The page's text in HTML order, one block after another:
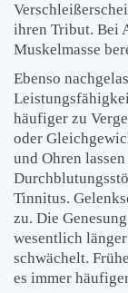
ihren Tribut. Bei
Muskelmasse
Ebenso
häufiger zu
oder
und Ohren
Tinnitus.
zu. Die
wesentlich
schwächelt.
es immer